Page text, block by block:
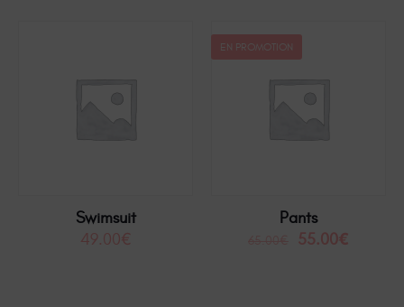
Swimsuit
49.00€
EN PROMOTION
Pants
55.00€